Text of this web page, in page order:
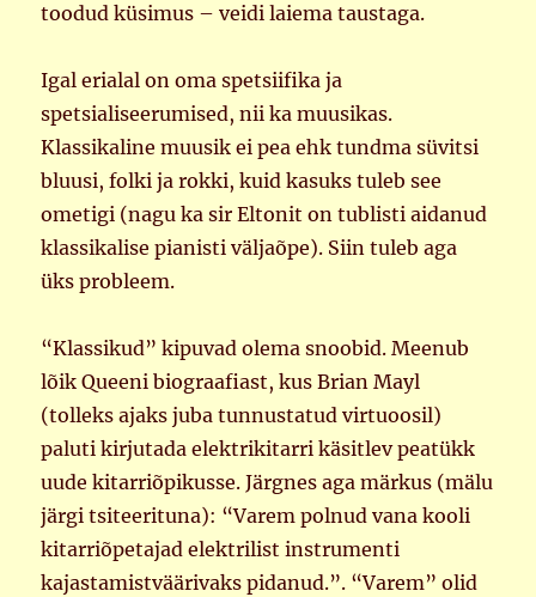
toodud küsimus – veidi laiema taustaga.
Igal erialal on oma spetsiifika ja
spetsialiseerumised, nii ka muusikas.
Klassikaline muusik ei pea ehk tundma süvitsi
bluusi, folki ja rokki, kuid kasuks tuleb see
ometigi (nagu ka sir Eltonit on tublisti aidanud
klassikalise pianisti väljaõpe). Siin tuleb aga
üks probleem.
“Klassikud” kipuvad olema snoobid. Meenub
lõik Queeni biograafiast, kus Brian Mayl
(tolleks ajaks juba tunnustatud virtuoosil)
paluti kirjutada elektrikitarri käsitlev peatükk
uude kitarriõpikusse. Järgnes aga märkus (mälu
järgi tsiteerituna): “Varem polnud vana kooli
kitarriõpetajad elektrilist instrumenti
kajastamistväärivaks pidanud.”. “Varem” olid